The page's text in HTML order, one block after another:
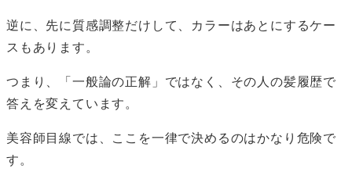
逆に、先に質感調整だけして、カラーはあとにするケー
スもあります。
つまり、「一般論の正解」ではなく、その人の髪履歴で
答えを変えています。
美容師目線では、ここを一律で決めるのはかなり危険で
す。